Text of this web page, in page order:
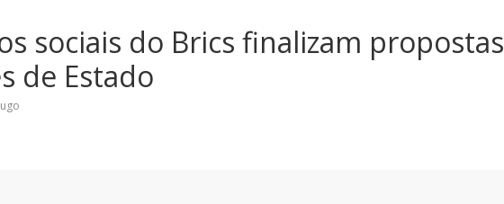
sociais do Brics finalizam propostas
de Estado